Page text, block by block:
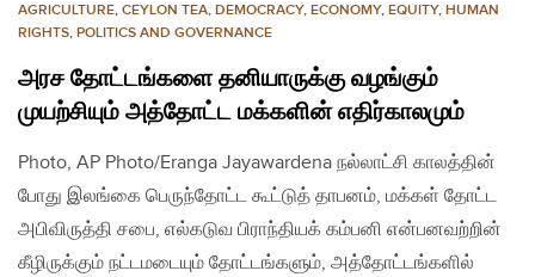
AGRICULTURE, CEYLON TEA, DEMOCRACY, ECONOMY, EQUITY, HUMAN
RIGHTS, POLITICS AND GOVERNANCE
அரச தோட்டங்களை தனியாருக்கு வழங்கும்
முயற்சியும் அத்தோட்ட மக்களின் எதிர்காலமும்
Photo, AP Photo/Eranga Jayawardena நல்லாட்சி காலத்தின்
போது இலங்கை பெருந்தோட்ட கூட்டுத் தாபனம், மக்கள் தோட்ட
அபிவிருத்தி சபை, எல்கடுவ பிராந்தியக் கம்பனி என்பனவற்றின்
கீழிருக்கும் நட்டமடையும் தோட்டங்களும், அத்தோட்டங்களில்